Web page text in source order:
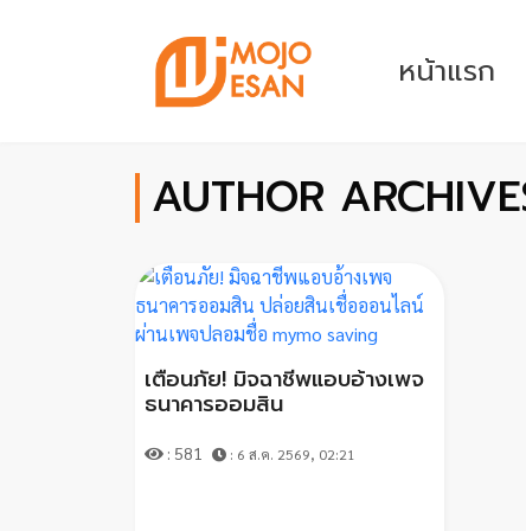
หน้าแรก
AUTHOR
เตือนภัย! มิจฉาชีพแอบอ้างเพจ
ธนาคารออมสิน
: 581 : 6 ส.ค. 2569, 02:21